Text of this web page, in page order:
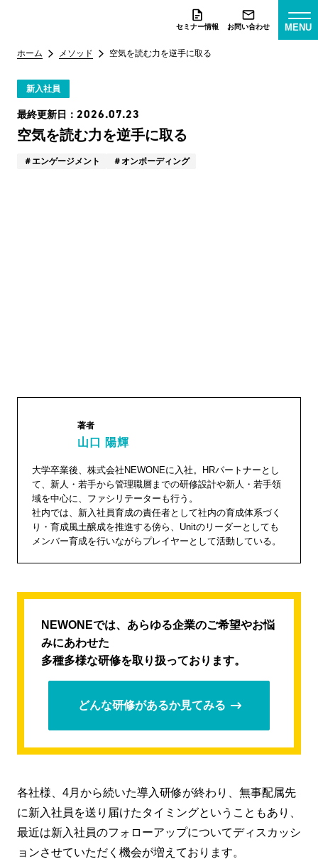
セミナー情報 お問い合わせ MENU
ホーム メソッド 空気を読む力を逆手に取る
新入社員
最終更新日： 2026.07.23
空気を読む力を逆手に取る
エンゲージメント オンボーディング
山口 陽
輝"
width="1
04"
著者
山口 陽輝
大学卒業後、株式会社NEWONEに入社。HRパートナーとし
て、新人・若手から管理職層までの研修設計や新人・若手領
域を中心に、ファシリテーターも行う。
社内では、新入社員育成の責任者として社内の育成体系づく
り・育成風土醸成を推進する傍ら、Unitのリーダーとしても
メンバー育成を行いながらプレイヤーとして活動している。
NEWONEでは、あらゆる企業のご希望やお悩
みにあわせた
多種多様な研修を取り扱っております。
どんな研修があるか見てみる
各社様、4月から続いた導入研修が終わり、無事配属先
に新入社員を送り届けたタイミングということもあり、
最近は新入社員のフォローアップについてディスカッシ
ョンさせていただく機会が増えております。